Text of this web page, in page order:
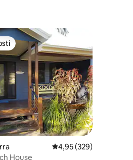
80
s oznakom „Odabrali gosti”
Prosječna ocjena:
4,95 (329)
House